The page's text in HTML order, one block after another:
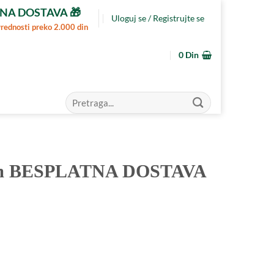
DOSTAVA 🎁
preko 2.000 din
Uloguj se / Registrujte se
0 Din
Pretraga
za:
BESPLATNA DOSTAVA